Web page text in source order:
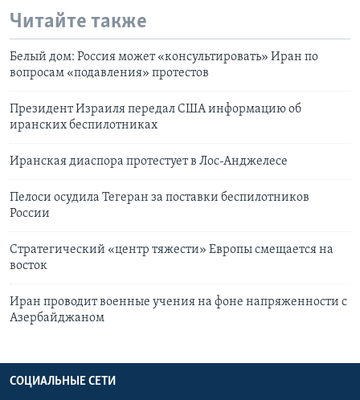
Читайте также
Белый дом: Россия может «консультировать» Иран по
вопросам «подавления» протестов
Президент Израиля передал США информацию об
иранских беспилотниках
Иранская диаспора протестует в Лос-Анджелесе
Пелоси осудила Тегеран за поставки беспилотников
России
Стратегический «центр тяжести» Европы смещается на
восток
Иран проводит военные учения на фоне напряженности с
Азербайджаном
СОЦИАЛЬНЫЕ СЕТИ